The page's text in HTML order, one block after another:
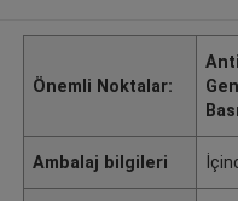
Önemli Noktalar:
Ambalaj bilgileri